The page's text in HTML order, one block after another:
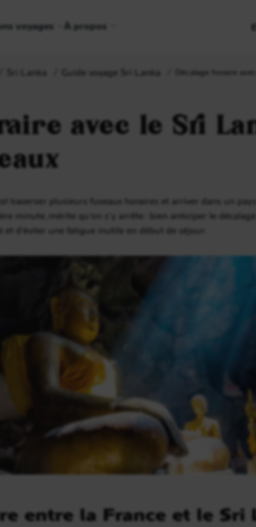
voyages À propos
Sri Lanka Guide voyage Sri Lanka Décalage horaire
avec le Sri
traverser plusieurs fuseaux horaires et arriver dans un
minute, mérite qu’on s’y arrête : bien anticiper le
d’éviter une fatigue inutile en début de séjour.
entre la France et le Sri